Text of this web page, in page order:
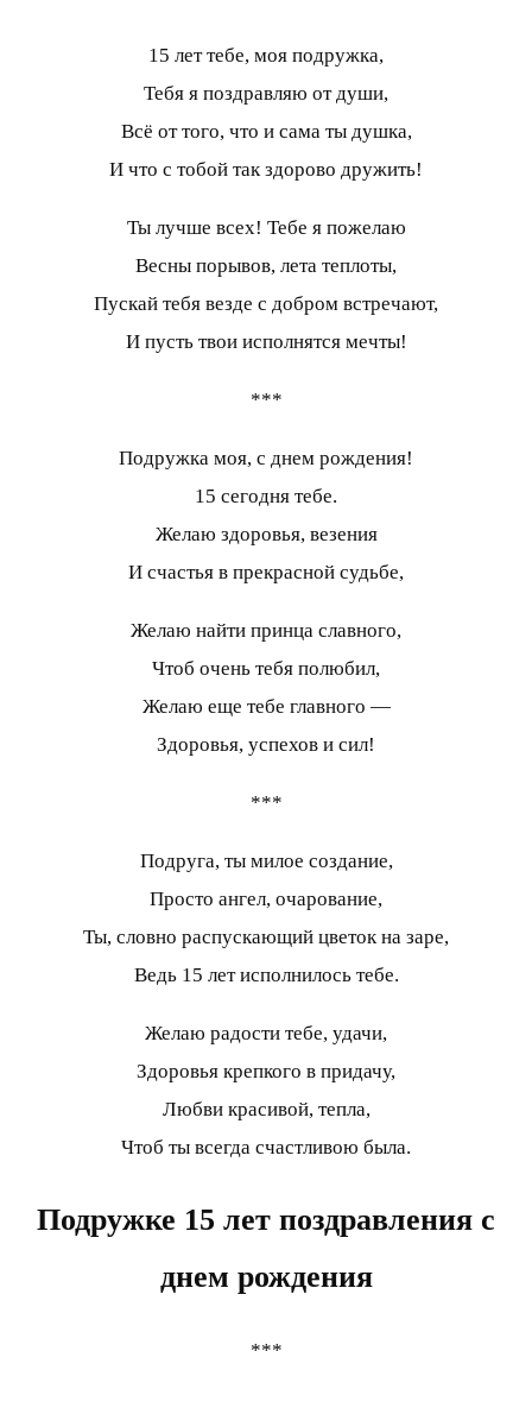
15 лет тебе, моя подружка,
Тебя я поздравляю от души,
Всё от того, что и сама ты душка,
И что с тобой так здорово дружить!
Ты лучше всех! Тебе я пожелаю
Весны порывов, лета теплоты,
Пускай тебя везде с добром встречают,
И пусть твои исполнятся мечты!
***
Подружка моя, с днем рождения!
15 сегодня тебе.
Желаю здоровья, везения
И счастья в прекрасной судьбе,
Желаю найти принца славного,
Чтоб очень тебя полюбил,
Желаю еще тебе главного —
Здоровья, успехов и сил!
***
Подруга, ты милое создание,
Просто ангел, очарование,
Ты, словно распускающий цветок на заре,
Ведь 15 лет исполнилось тебе.
Желаю радости тебе, удачи,
Здоровья крепкого в придачу,
Любви красивой, тепла,
Чтоб ты всегда счастливою была.
Подружке 15 лет поздравления с
днем рождения
***